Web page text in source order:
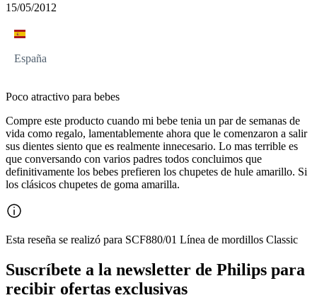
15/05/2012
España
Poco atractivo para bebes
Compre este producto cuando mi bebe tenia un par de semanas de
vida como regalo, lamentablemente ahora que le comenzaron a salir
sus dientes siento que es realmente innecesario. Lo mas terrible es
que conversando con varios padres todos concluimos que
definitivamente los bebes prefieren los chupetes de hule amarillo. Si
los clásicos chupetes de goma amarilla.
Esta reseña se realizó para SCF880/01 Línea de mordillos Classic
Suscríbete a la newsletter de Philips para
recibir ofertas exclusivas